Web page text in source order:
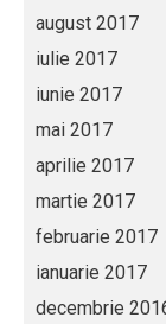
august 2017
iulie 2017
iunie 2017
mai 2017
aprilie 2017
martie 2017
februarie 2017
ianuarie 2017
decembrie